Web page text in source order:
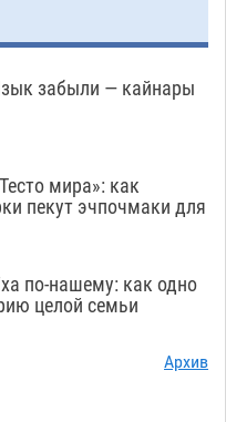
компании в 400
барные стойки
07.08
водоемы
тысяч кубов
07.08 1246
отбиться
519
откопали древнюю
забыли — кайнары
мира»: как
пекут эчпочмаки для
по-нашему: как одно
целой семьи
Архив